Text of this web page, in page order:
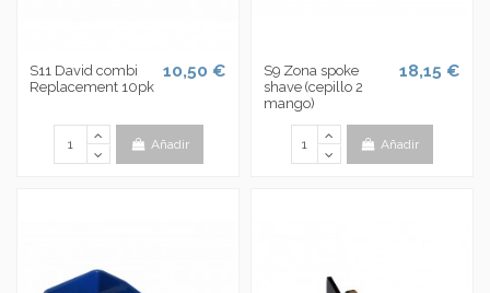
S11 David combi
Replacement 10pk
10,50 €
Añadir
S9 Zona spoke
shave (cepillo 2
mango)
18,15 €
Añadir